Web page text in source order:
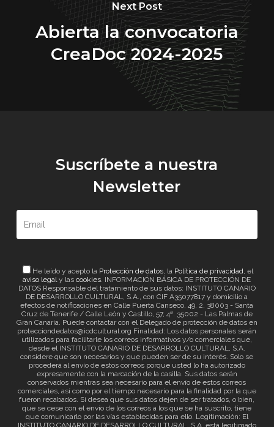
Next Post
Abierta la convocatoria
CreaDoc 2024-2025
Suscríbete a nuestra
Newsletter
He leído y acepto la Protección de datos, la Política de privacidad, el
aviso legaly lascookies. INFORMACIÓN BÁSICA DE PROTECCIÓN DE
DATOS Responsable del tratamiento de sus datos: INSTITUTO CANARIO
DE DESARROLLO CULTURAL, S.A., con CIF A35077817 y domicilio a
efectos de notificaciones en Calle Puerta Canseco, 49, 2, 38003 - Santa
Cruz de Tenerife / Calle León y Castillo, 57, 4ª. 35002 - Las Palmas de
Gran Canaria. Puede contactar con el Delegado de protección de datos en
protecciondedatos@icdcultural.org Finalidad: Los datos personales serán
utilizados para facilitarle los correos informativos y/o comerciales que,
desde el INSTITUTO CANARIO DE DESARROLLO CULTURAL, S.A.
considere que son necesarios y que pueden ser de su interés. Solo se
procederá al envío de estos correos porque usted lo ha autorizado
expresamente con la marcación de la casilla. Sus datos serán
conservados mientras sea necesario para el envío de estos correos
comerciales, así como por el tiempo necesario para la finalidad por la que
fueron recabados. Si desea que sus datos dejen de ser tratados, o bien,
que se cese con el envío de los correos a los que se ha suscrito, tiene
que comunicarlo por las vías establecidas para ello. Legitimación: El